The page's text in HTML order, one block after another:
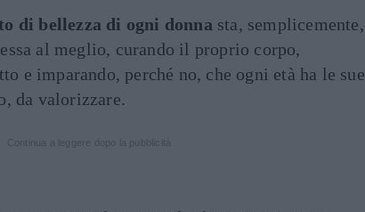
di bellezza di ogni donna sta, semplicemente,
al meglio, curando il proprio corpo,
e imparando, perché no, che ogni età ha le sue
da valorizzare.